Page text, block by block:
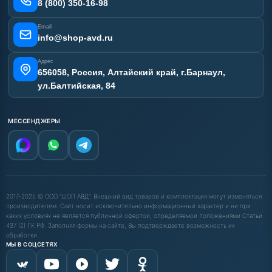
8 (800) 350-16-98
Email
info@shop-avd.ru
Адрес
656058, Россия, Алтайский край, г.Барнаул,
ул.Балтийская, 84
МЕССЕНДЖЕРЫ
2017-2025 © ООО "ШОП АВД". Внешний вид товаров и комплектация могут изменяться
производителем. Сайт носит исключительно информационный характер и ни при
каких условиях не является публичной офертой, определяемой положениями Статьи
437 (2) ГК РФ. Заполняя формы на сайте, Вы подтверждаете возможность их
обработки.
МЫ В СОЦСЕТЯХ